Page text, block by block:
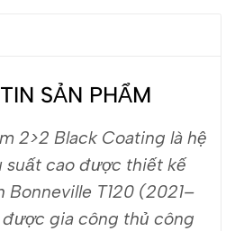
SẢN PHẨM
2>2 Black Coating là hệ
suất cao được thiết kế
Bonneville T120 (2021–
gia công thủ công